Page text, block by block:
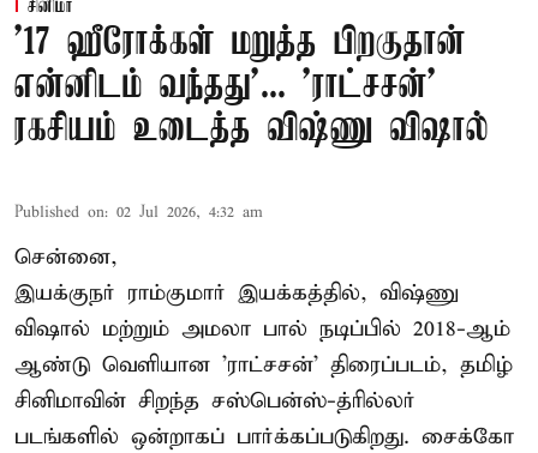
சினிமா
'17 ஹீரோக்கள் மறுத்த பிறகுதான்
என்னிடம் வந்தது'... 'ராட்சசன்'
ரகசியம் உடைத்த விஷ்ணு விஷால்
Published on: 02 Jul 2026, 4:32 am
சென்னை,
இயக்குநர் ராம்குமார் இயக்கத்தில், விஷ்ணு
விஷால் மற்றும் அமலா பால் நடிப்பில் 2018-ஆம்
ஆண்டு வெளியான 'ராட்சசன்' திரைப்படம், தமிழ்
சினிமாவின் சிறந்த சஸ்பென்ஸ்-த்ரில்லர்
படங்களில் ஒன்றாகப் பார்க்கப்படுகிறது. சைக்கோ